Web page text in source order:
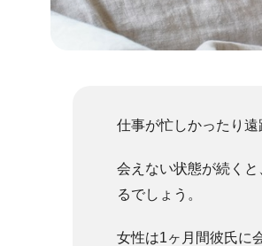
仕事が忙しかったり
会えない状態が続く
るでしょう。
女性は1ヶ月間彼氏に